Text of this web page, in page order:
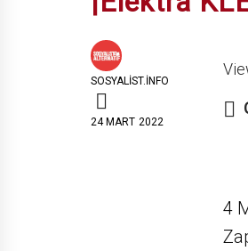
SOSYALIST.INFO
24 MART 2022
4